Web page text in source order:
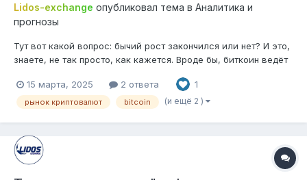
Lidos-exchange опубликовал тема в Аналитика и
прогнозы
Тут вот какой вопрос: бычий рост закончился или нет? И это,
знаете, не так просто, как кажется. Вроде бы, биткоин ведёт
есть сигналы, что движуха ещё не закончилась.
Капитализация стейблкоинов взлетела, а это значит, что у
15 марта, 2025 2 ответа 1
рынок криптовалют bitcoin (и ещё 2 )